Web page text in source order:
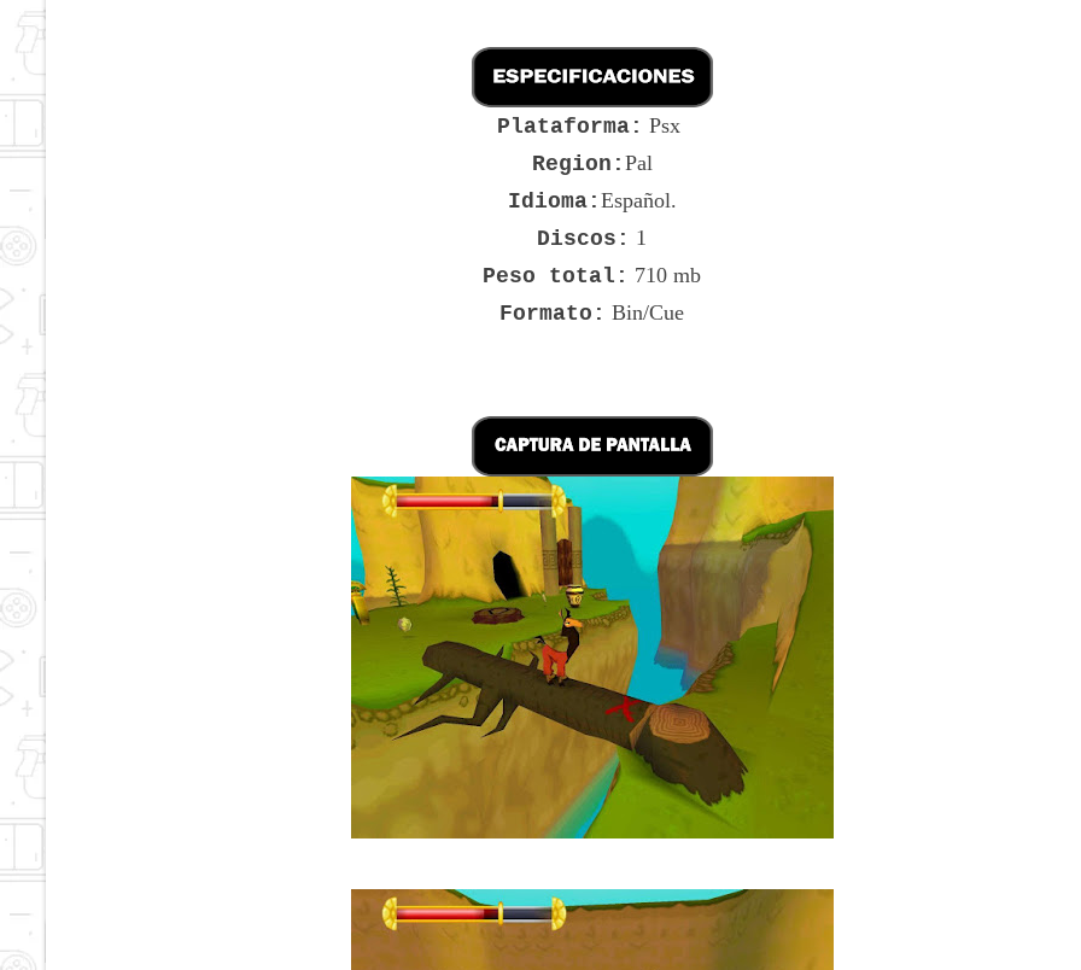
Plataforma: Psx
Region: Pal
Idioma: Español.
Discos: 1
Peso total: 710 mb
Formato: Bin/Cue